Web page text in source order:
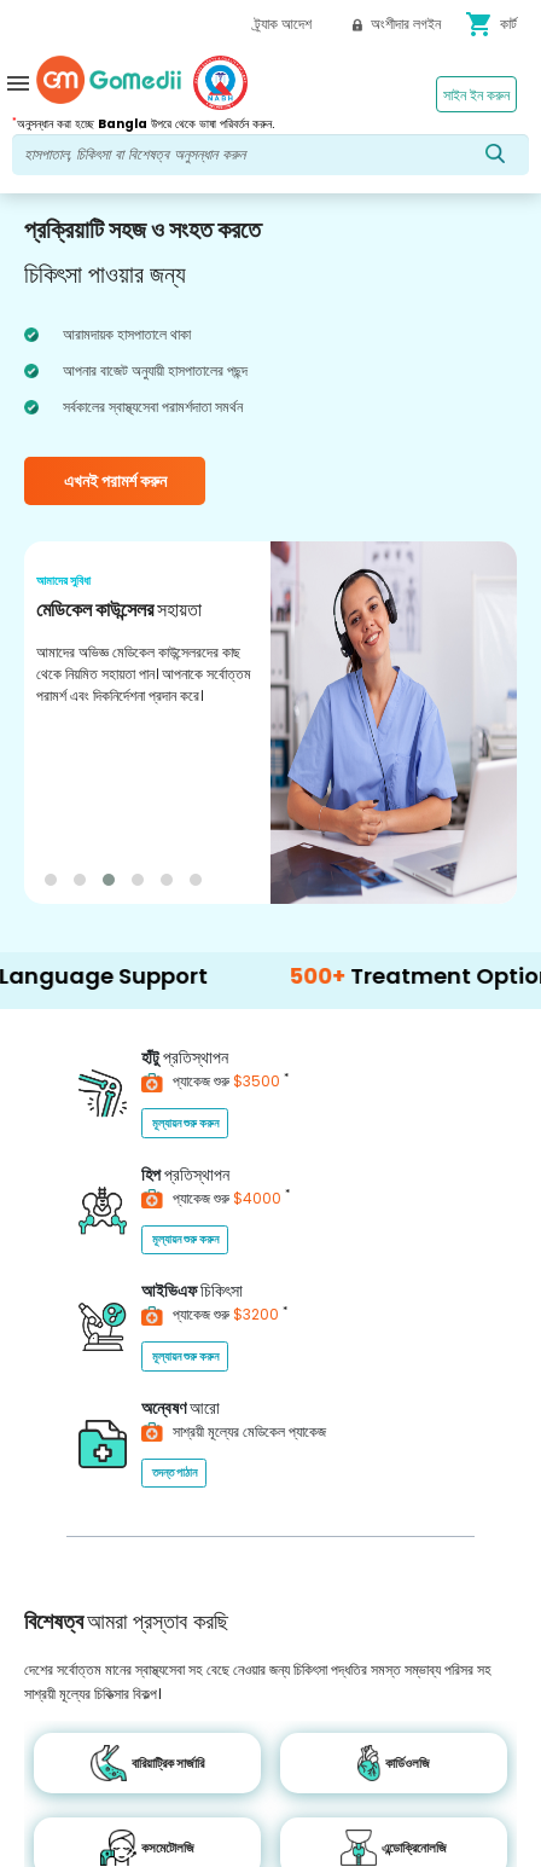
ট্র্যাক আদেশ অংশীদার লগইন shopping_cart কার্ট
*অনুসন্ধান করা হচ্ছে Bangla উপরে থেকে ভাষা পরিবর্তন করুন.
সাইন ইন করুন
menu
প্রক্রিয়াটি সহজ ও সংহত করতে
চিকিৎসা পাওয়ার জন্য
আরামদায়ক হাসপাতালে থাকা
আপনার বাজেট অনুযায়ী হাসপাতালের পছন্দ
সর্বকালের স্বাস্থ্যসেবা পরামর্শদাতা সমর্থন
এখনই পরামর্শ করুন
আমাদের সুবিধা
মেডিকেল কাউন্সেলরসহায়তা
আমাদের অভিজ্ঞ মেডিকেল কাউন্সেলরদের কাছ
থেকে নিয়মিত সহায়তা পান। আপনাকে সর্বোত্তম
পরামর্শ এবং দিকনির্দেশনা প্রদান করে।
Support 500+ Treatment Options
হাঁটুপ্রতিস্থাপন
প্যাকেজ শুরু$3500 *
মূল্যায়ন শুরু করুন
হিপপ্রতিস্থাপন
প্যাকেজ শুরু$4000 *
মূল্যায়ন শুরু করুন
আইভিএফচিকিৎসা
প্যাকেজ শুরু$3200 *
মূল্যায়ন শুরু করুন
অন্বেষণআরো
সাশ্রয়ী মূল্যের মেডিকেল প্যাকেজ
তদন্ত পাঠান
বিশেষত্বআমরা প্রস্তাব করছি
দেশের সর্বোত্তম মানের স্বাস্থ্যসেবা সহ বেছে নেওয়ার জন্য চিকিৎসা পদ্ধতির সমস্ত সম্ভাব্য পরিসর সহ
সাশ্রয়ী মূল্যের চিকিত্সার বিকল্প।
বারিয়াট্রিক সার্জারি কার্ডিওলজি
কসমেটোলজি এন্ডোক্রিনোলজি